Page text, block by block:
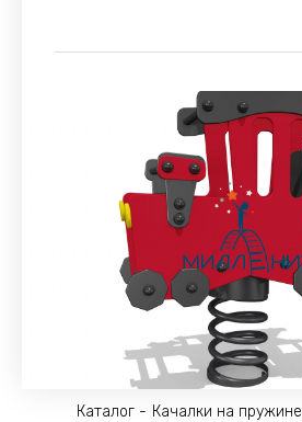
Каталог
Качалки на пружине